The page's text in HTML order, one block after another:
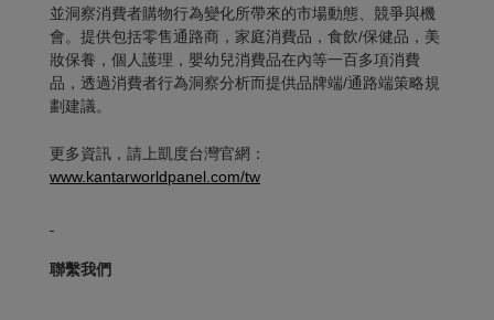
並洞察消費者購物行為變化所帶來的市場動態、競爭與機
會。提供包括零售通路商，家庭消費品，食飲/保健品，美
妝保養，個人護理，嬰幼兒消費品在內等一百多項消費
品，透過消費者行為洞察分析而提供品牌端/通路端策略規
劃建議。
更多資訊，請上凱度台灣官網：
www.kantarworldpanel.com/tw
聯繫我們